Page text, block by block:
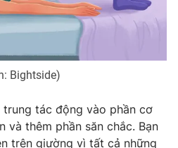
Bightside)
tác động vào phần cơ
và thêm phần săn chắc. Bạn
trên giường vì tất cả những